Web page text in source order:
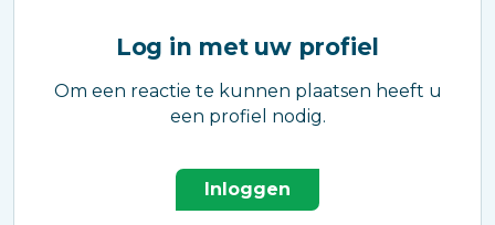
Log in met uw profiel
Om een reactie te kunnen plaatsen heeft u
een profiel nodig.
Inloggen